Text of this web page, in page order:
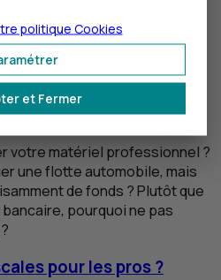
bail ? Quelles
votre matériel professionnel ?
une flotte automobile, mais
de fonds ? Plutôt que
pourquoi ne pas
pour les pros ?
et Fermer
politique Cookies